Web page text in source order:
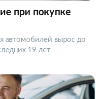
при покупке
автомобилей вырос до
19 лет.